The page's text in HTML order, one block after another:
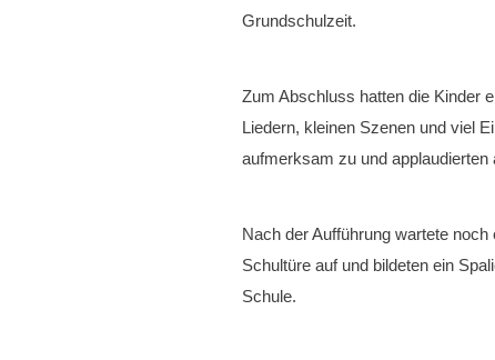
Grundschulzeit.
Zum Abschluss hatten die Kinder
Liedern, kleinen Szenen und viel
aufmerksam zu und applaudierten
Nach der Aufführung wartete
Schultüre auf und bildeten ein
Schule.